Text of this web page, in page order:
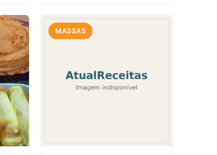
MASSAS